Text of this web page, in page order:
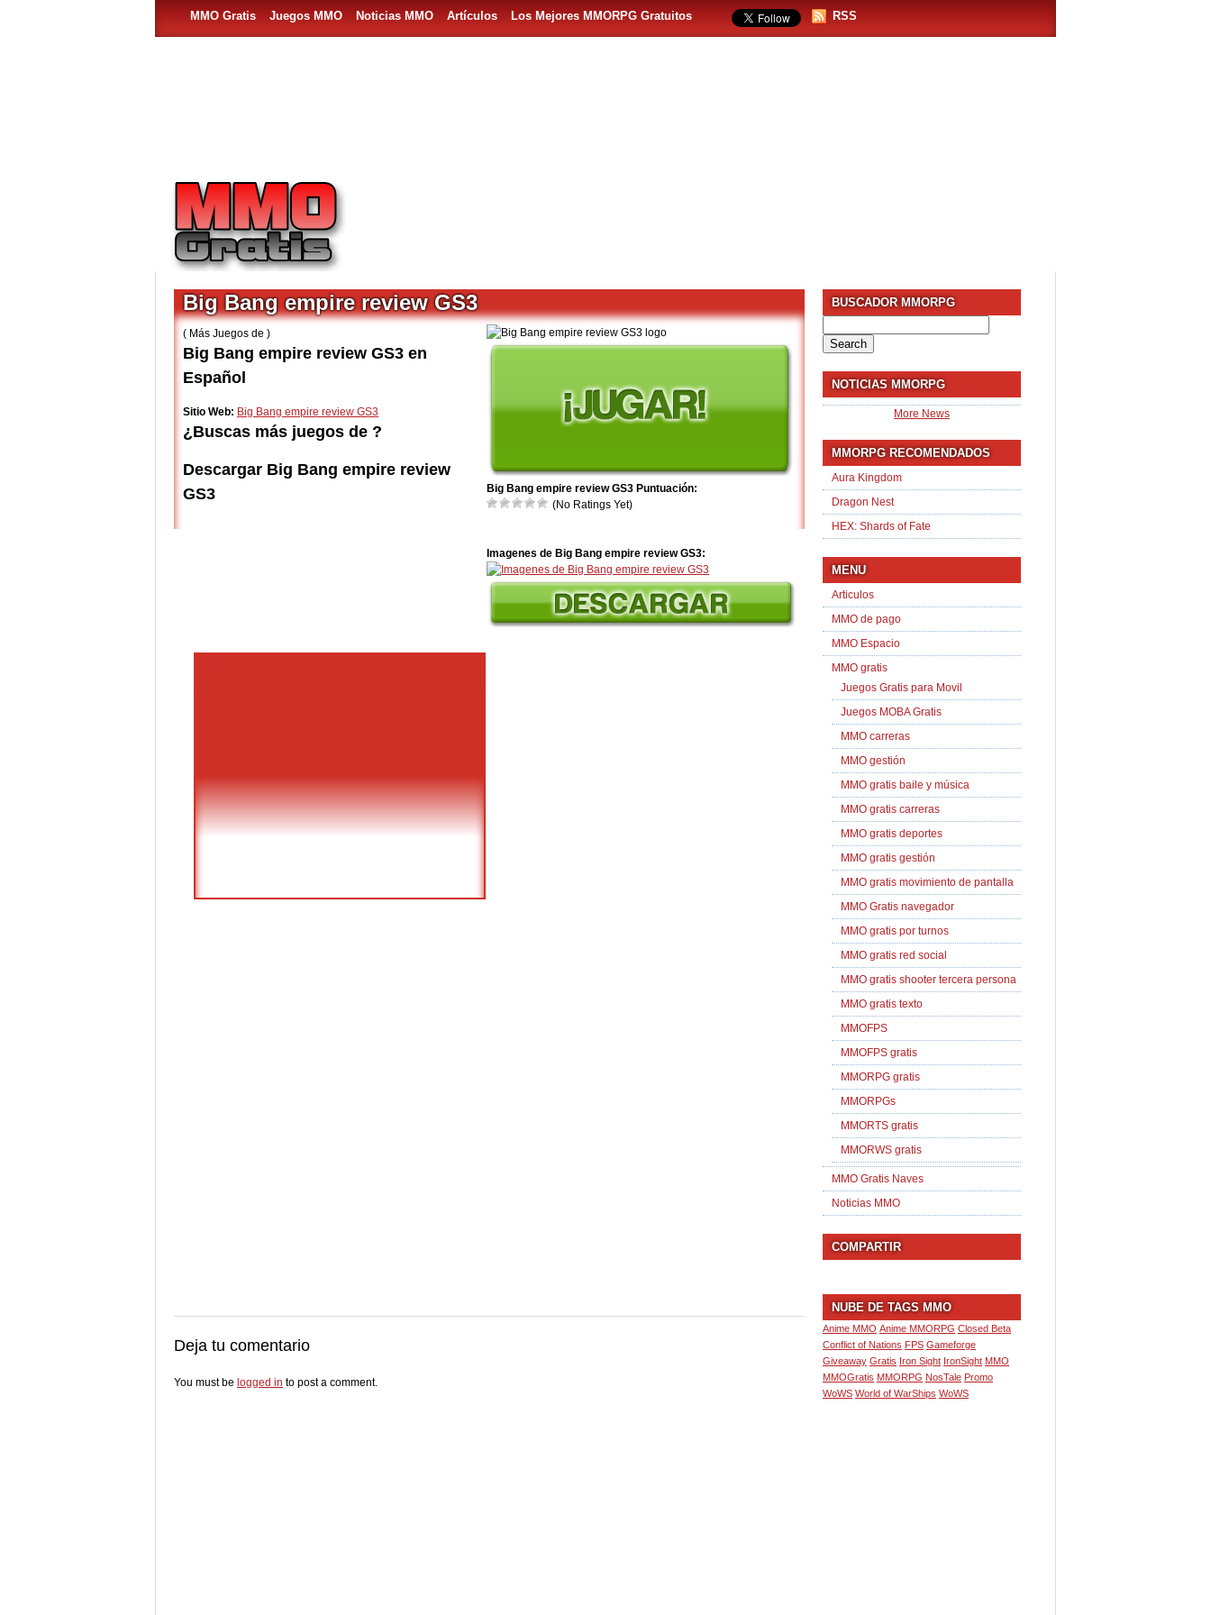
MMO Gratis Juegos MMO Noticias MMO Artículos Los Mejores MMORPG Gratuitos RSS
Big Bang empire review GS3 Puntuación:
(No Ratings Yet)
Imagenes de Big Bang empire review GS3:
Big Bang empire review GS3
( Más Juegos de )
Big Bang empire review GS3 en
Español
Sitio Web: Big Bang empire review GS3
¿Buscas más juegos de ?
Descargar Big Bang empire review
GS3
Deja tu comentario
You must be logged in to post a comment.
BUSCADOR MMORPG
for:
NOTICIAS MMORPG
More News
MMORPG RECOMENDADOS
Aura Kingdom
Dragon Nest
HEX: Shards of Fate
MENU
Articulos
MMO de pago
MMO Espacio
MMO gratis
Juegos Gratis para Movil
Juegos MOBA Gratis
MMO carreras
MMO gestión
MMO gratis baile y música
MMO gratis carreras
MMO gratis deportes
MMO gratis gestión
MMO gratis movimiento de pantalla
MMO Gratis navegador
MMO gratis por turnos
MMO gratis red social
MMO gratis shooter tercera persona
MMO gratis texto
MMOFPS
MMOFPS gratis
MMORPG gratis
MMORPGs
MMORTS gratis
MMORWS gratis
MMO Gratis Naves
Noticias MMO
COMPARTIR
NUBE DE TAGS MMO
Anime MMO Anime MMORPG Closed Beta
Conflict of Nations FPS Gameforge
Giveaway Gratis Iron Sight IronSight MMO
MMOGratis MMORPG NosTale Promo
WoWS World of WarShips WoWS